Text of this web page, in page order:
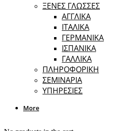
ΞΕΝΕΣ ΓΛΩΣΣΕΣ
ΑΓΓΛΙΚΑ
ΙΤΑΛΙΚΑ
ΓΕΡΜΑΝΙΚΑ
ΙΣΠΑΝΙΚΑ
ΓΑΛΛΙΚΑ
ΠΛΗΡΟΦΟΡΙΚΗ
ΣΕΜΙΝΑΡΙΑ
ΥΠΗΡΕΣΙΕΣ
More